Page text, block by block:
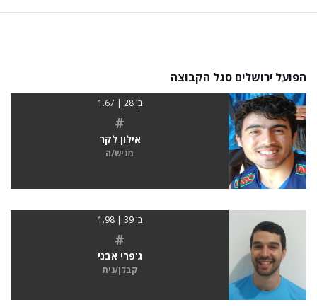
הפועל ירושלים סגל הקבוצה
בן 28 | 1.67
#
אילון לקר
מגיש/ה
בן 39 | 1.98
#
ג'פרי אבני
קבלן/נית